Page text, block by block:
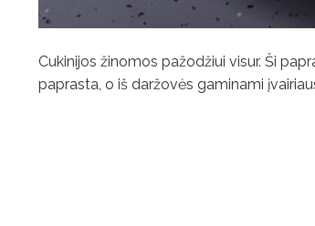
Cukinijos žinomos pažodžiui visur. Ši
paprasta, o iš daržovės gaminami